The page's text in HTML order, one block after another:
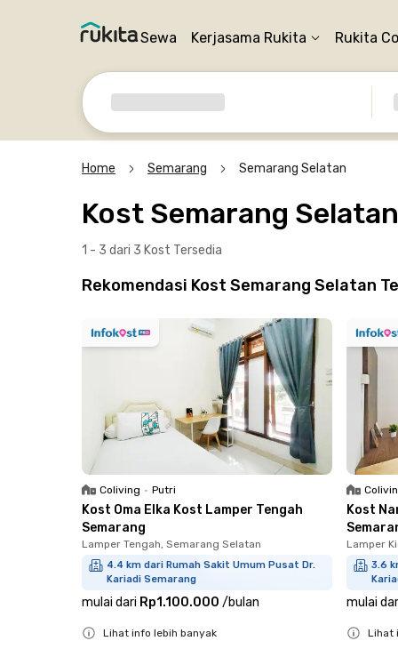
Sewa Kerjasama Rukita Rukita
Home Semarang Semarang Selatan
Kost Semarang Selatan
1 - 3 dari 3 Kost Tersedia
Rekomendasi Kost Semarang Selatan
Coliving • Putri
Kost Oma Elka Kost Lamper Tengah
Semarang
Lamper Tengah, Semarang Selatan
4.4 km dari Rumah Sakit Umum Pusat Dr.
Kariadi Semarang
mulai dari Rp1.100.000 /bulan
Lihat info lebih banyak
Kost
Lamper
3.6
mulai
Lihat